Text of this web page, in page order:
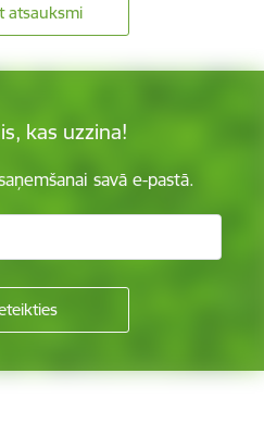
atsauksmi
kas uzzina!
savā e-pastā.